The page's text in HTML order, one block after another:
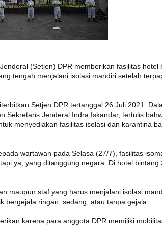
(Setjen) DPR memberikan fasilitas hotel
tengah menjalani isolasi mandiri setelah
Setjen DPR tertanggal 26 Juli 2021.
Sekretaris Jenderal Indra Iskandar, tertulis
menyediakan fasilitas isolasi dan karantina
wartawan pada Selasa (27/7), fasilitas
ya, yang ditanggung negara. Di hotel bintang
maupun staf yang harus menjalani isolasi
bergejala ringan, sedang, atau tanpa gejala.
karena para anggota DPR memiliki
JADILAH
INFO